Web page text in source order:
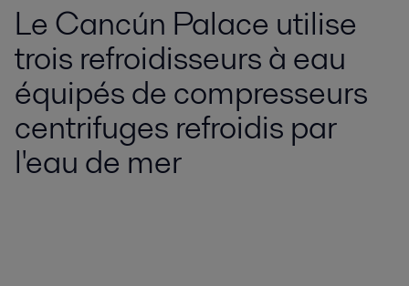
Le Cancún Palace utilise
trois refroidisseurs à eau
équipés de compresseurs
centrifuges refroidis par
l'eau de mer